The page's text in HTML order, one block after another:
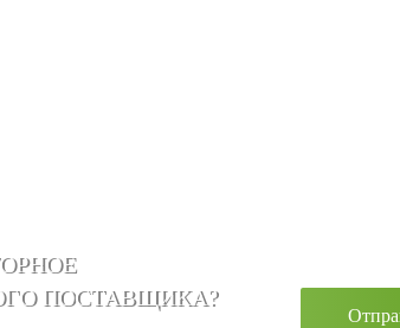
ПОСТАВЩИКА?